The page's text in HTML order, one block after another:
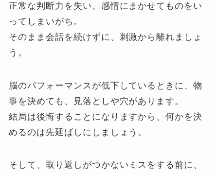
正常な判断力を失い、感情にまかせてものをい
ってしまいがち。
そのまま会話を続けずに、刺激から離れましょ
う。
脳のパフォーマンスが低下しているときに、物
事を決めても、見落としや穴があります。
結局は後悔することになりますから、何かを決
めるのは先延ばしにしましょう。
そして、取り返しがつかないミスをする前に、